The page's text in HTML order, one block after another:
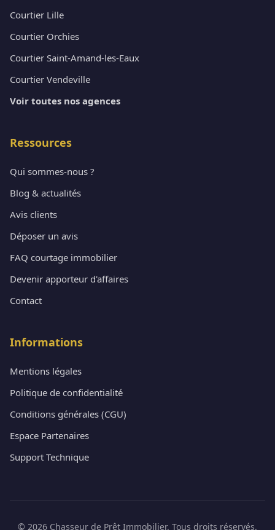
Courtier Lille
Courtier Orchies
Courtier Saint-Amand-les-Eaux
Courtier Vendeville
Voir toutes nos agences
Ressources
Qui sommes-nous ?
Blog & actualités
Avis clients
Déposer un avis
FAQ courtage immobilier
Devenir apporteur d'affaires
Contact
Informations
Mentions légales
Politique de confidentialité
Conditions générales (CGU)
Espace Partenaires
Support Technique
© 2026 Chasseur de Prêt Immobilier. Tous droits réservés.